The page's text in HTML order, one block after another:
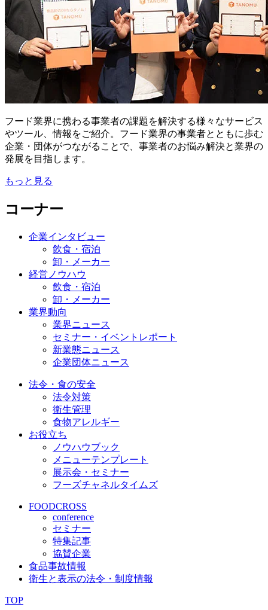
フード業界に携わる事業者の課題を解決する様々なサービス
やツール、情報をご紹介。フード業界の事業者とともに歩む
企業・団体がつながることで、事業者のお悩み解決と業界の
発展を目指します。
もっと見る
コーナー
企業インタビュー
飲食・宿泊
卸・メーカー
経営ノウハウ
飲食・宿泊
卸・メーカー
業界動向
業界ニュース
セミナー・イベントレポート
新業態ニュース
企業団体ニュース
法令・食の安全
法令対策
衛生管理
食物アレルギー
お役立ち
ノウハウブック
メニューテンプレート
展示会・セミナー
フーズチャネルタイムズ
FOODCROSS
conference
セミナー
特集記事
協賛企業
食品事故情報
衛生と表示の法令・制度情報
TOP